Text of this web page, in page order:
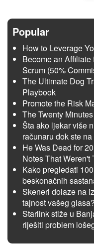
Popular
How to Leverage
Become an Affiliate
Scrum (50%
The Ultimate Dog
Playbook
Promote the Risk
The Twenty
Šta ako ljekar više
računaru dok ste
He Was Dead for
Notes That Weren't
Kako pregledati
beskonačnih
Skeneri dolaze na
tajnost vašeg glasa?
Starlink stiže u
riješiti problem